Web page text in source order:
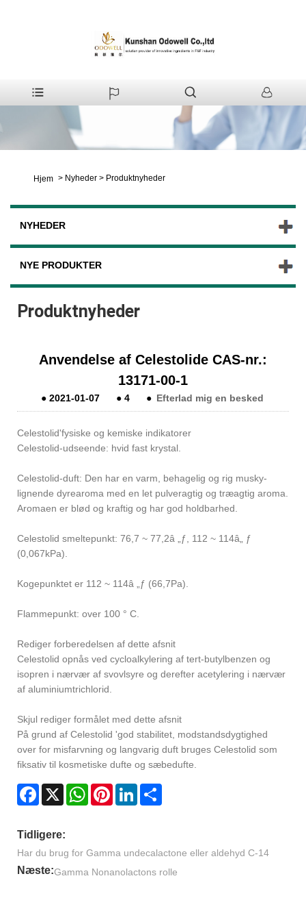
Hjem > Nyheder > Produktnyheder
NYHEDER
NYE PRODUKTER
Produktnyheder
Anvendelse af Celestolide CAS-nr.:
13171-00-1
● 2021-01-07 ● 4 ● Efterlad mig en besked
Celestolid'fysiske og kemiske indikatorer
Celestolid-udseende: hvid fast krystal.
Celestolid-duft: Den har en varm, behagelig og rig musky-
lignende dyrearoma med en let pulveragtig og træagtig aroma.
Aromaen er blød og kraftig og har god holdbarhed.
Celestolid smeltepunkt: 76,7 ~ 77,2â „ƒ, 112 ~ 114â„ ƒ
(0,067kPa).
Kogepunktet er 112 ~ 114â „ƒ (66,7Pa).
Flammepunkt: over 100 ° C.
Rediger forberedelsen af ​​dette afsnit
Celestolid opnås ved cycloalkylering af tert-butylbenzen og
isopren i nærvær af svovlsyre og derefter acetylering i nærvær
af aluminiumtrichlorid.
Skjul rediger formålet med dette afsnit
På grund af Celestolid 'god stabilitet, modstandsdygtighed
over for misfarvning og langvarig duft bruges Celestolid som
fiksativ til kosmetiske dufte og sæbedufte.
Facebook
X WhatsAppPinterestLinkedIn
Tidligere:
Har du brug for Gamma undecalactone eller aldehyd C-14
Næste:Gamma Nonanolactons rolle